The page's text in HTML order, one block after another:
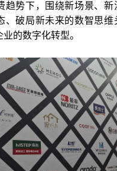
趋势下，围绕新场景、新
、破局新未来的数智思维
的数字化转型。